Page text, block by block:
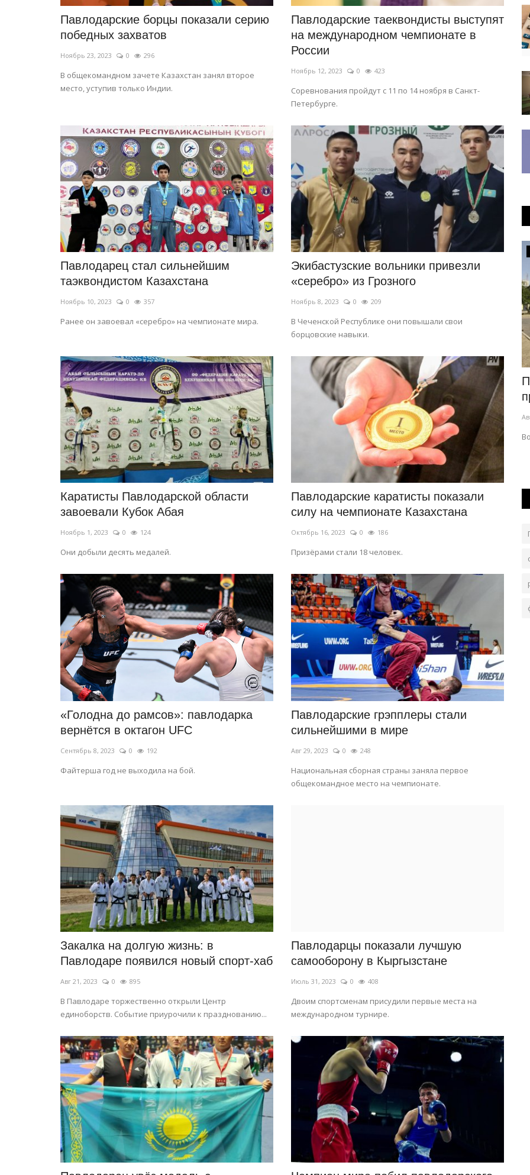
Павлодарские борцы показали серию
победных захватов
Ноябрь 23, 2023 0 296
В общекомандном зачете Казахстан занял второе
место, уступив только Индии.
Павлодарские таеквондисты выступят
на международном чемпионате в
России
Ноябрь 12, 2023 0 423
Соревнования пройдут с 11 по 14 ноября в Санкт-
Петербурге.
Павлодарец стал сильнейшим
таэквондистом Казахстана
Ноябрь 10, 2023 0 357
Ранее он завоевал «серебро» на чемпионате мира.
Экибастузские вольники привезли
«серебро» из Грозного
Ноябрь 8, 2023 0 209
В Чеченской Республике они повышали свои
борцовские навыки.
Каратисты Павлодарской области
завоевали Кубок Абая
Ноябрь 1, 2023 0 124
Они добыли десять медалей.
Павлодарские каратисты показали
силу на чемпионате Казахстана
Октябрь 16, 2023 0 186
Призёрами стали 18 человек.
«Голодна до рамсов»: павлодарка
вернётся в октагон UFC
Сентябрь 8, 2023 0 192
Файтерша год не выходила на бой.
Павлодарские грэпплеры стали
сильнейшими в мире
Авг 29, 2023 0 248
Национальная сборная страны заняла первое
общекомандное место на чемпионате.
Закалка на долгую жизнь: в
Павлодаре появился новый спорт-хаб
Авг 21, 2023 0 895
В Павлодаре торжественно открыли Центр
единоборств. Событие приурочили к празднованию...
Павлодарцы показали лучшую
самооборону в Кыргызстане
Июль 31, 2023 0 408
Двоим спортсменам присудили первые места на
международном турнире.
История одного памятника
История одного памятника:
монументальный лебедь
Октябрь 7, 2023 1 20934
Любой памятник обязательно имеет свою историю.
Развитие
В Павлодарской области перекрыли
«краны» чёрного водного...
Авг 6, 2026 0 141
По сравнению с прошлым годом, случаев нелегального
орошения стало в 3,5 раза меньше.